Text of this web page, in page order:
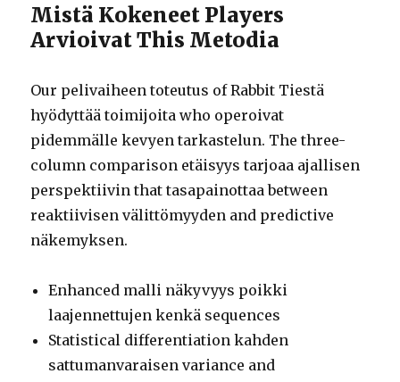
Mistä Kokeneet Players
Arvioivat This Metodia
Our pelivaiheen toteutus of Rabbit Tiestä
hyödyttää toimijoita who operoivat
pidemmälle kevyen tarkastelun. The three-
column comparison etäisyys tarjoaa ajallisen
perspektiivin that tasapainottaa between
reaktiivisen välittömyyden and predictive
näkemyksen.
Enhanced malli näkyvyys poikki
laajennettujen kenkä sequences
Statistical differentiation kahden
sattumanvaraisen variance and